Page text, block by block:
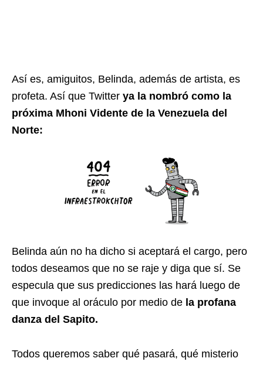
Así es, amiguitos, Belinda, además de artista, es
profeta. Así que Twitter ya la nombró como la
próxima Mhoni Vidente de la Venezuela del
Norte:
Belinda aún no ha dicho si aceptará el cargo, pero
todos deseamos que no se raje y diga que sí. Se
especula que sus predicciones las hará luego de
que invoque al oráculo por medio de la profana
danza del Sapito.
Todos queremos saber qué pasará, qué misterio